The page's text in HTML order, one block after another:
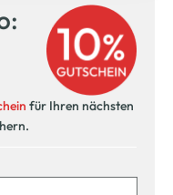
für Ihren nächsten